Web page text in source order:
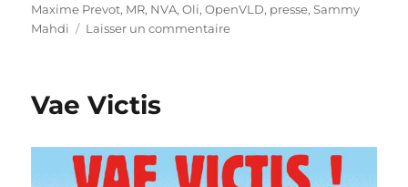
Maxime Prevot, MR, NVA,Oli,OpenVLD, presse,Sammy
Mahdi
Laisser un commentairesur
Vae Victis